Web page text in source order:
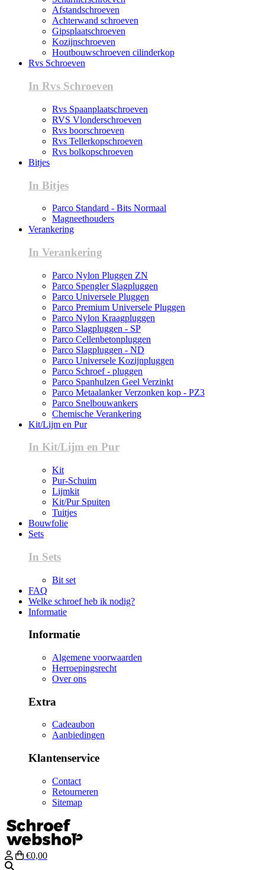
Afstandschroeven
Achterwand schroeven
Gipsplaatschroeven
Kozijnschroeven
Houtbouwschroeven cilinderkop
Rvs Schroeven
In Rvs Schroeven
Rvs Spaanplaatschroeven
RVS Vlonderschroeven
Rvs boorschroeven
Rvs Tellerkopschroeven
Rvs bolkopschroeven
Bitjes
In Bitjes
Parco Standard - Bits Normaal
Magneethouders
Verankering
In Verankering
Parco Nylon Pluggen ZN
Parco Spengler Slagpluggen
Parco Universele Pluggen
Parco Premium Universele Pluggen
Parco Nylon Kraagpluggen
Parco Slagpluggen - SP
Parco Cellenbetonpluggen
Parco Slagpluggen - ND
Parco Universele Kozijnpluggen
Parco Schroef - pluggen
Parco Spanhulzen Geel Verzinkt
Parco Metaalanker Verzonken kop - PZ3
Parco Snelbouwankers
Chemische Verankering
Kit/Lijm en Pur
In Kit/Lijm en Pur
Kit
Pur-Schuim
Lijmkit
Kit/Pur Spuiten
Tuitjes
Bouwfolie
Sets
In Sets
Bit set
FAQ
Welke schroef heb ik nodig?
Informatie
Informatie
Algemene voorwaarden
Herroepingsrecht
Over ons
Extra
Cadeaubon
Aanbiedingen
Klantenservice
Contact
Retourneren
Sitemap
€0,00